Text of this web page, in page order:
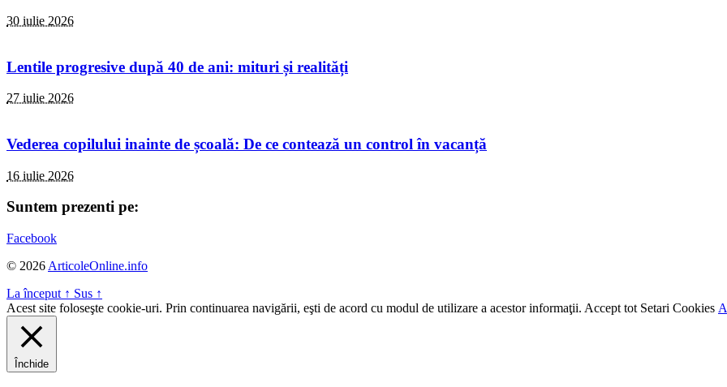
30 iulie 2026
Lentile progresive după 40 de ani: mituri și realități
27 iulie 2026
Vederea copilului inainte de școală: De ce contează un control în vacanță
16 iulie 2026
Suntem prezenti pe:
Facebook
© 2026 ArticoleOnline.info
La început ↑ Sus ↑
Acest site foloseşte cookie-uri. Prin continuarea navigării, eşti de acord cu modul de utilizare a acestor informaţii. Accept tot Setari Cookies
Închide